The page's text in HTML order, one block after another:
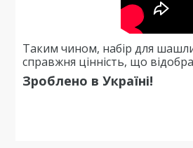
Таким чином, набір для
справжня цінність, що
Зроблено в Україні!